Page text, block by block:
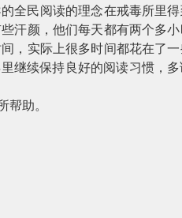
全民阅读的理念在戒毒所里
汗颜，他们每天都有两个多
，实际上很多时间都花在了一
继续保持良好的阅读习惯，
帮助。